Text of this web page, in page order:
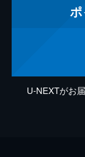
U-NEXTがお